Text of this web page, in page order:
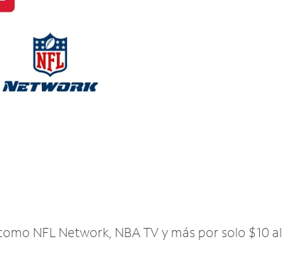
NFL Network, NBA TV y más por solo $10 al